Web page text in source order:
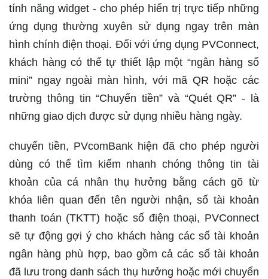
tính năng widget - cho phép hiển trị trực tiếp những
ứng dụng thường xuyên sử dụng ngay trên màn
hình chính điện thoại. Đối với ứng dụng PVConnect,
khách hàng có thể tự thiết lập một “ngân hàng số
mini” ngay ngoài màn hình, với mã QR hoặc các
trường thông tin “Chuyển tiền” và “Quét QR” - là
những giao dịch được sử dụng nhiều hàng ngày.
chuyển tiền, PVcomBank hiện đã cho phép người
dùng có thể tìm kiếm nhanh chóng thông tin tài
khoản của cá nhân thụ hưởng bằng cách gõ từ
khóa liên quan đến tên người nhận, số tài khoản
thanh toán (TKTT) hoặc số điện thoại, PVConnect
sẽ tự động gợi ý cho khách hàng các số tài khoản
ngân hàng phù hợp, bao gồm cả các số tài khoản
đã lưu trong danh sách thụ hưởng hoặc mới chuyển